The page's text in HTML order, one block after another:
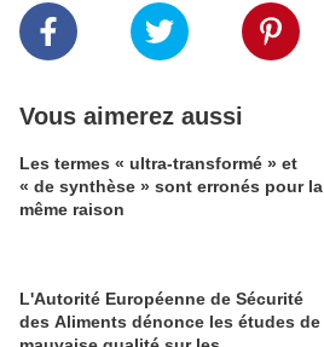
Vous aimerez aussi
Les termes « ultra-transformé » et
« de synthèse » sont erronés pour la
même raison
L'Autorité Européenne de Sécurité
des Aliments dénonce les études de